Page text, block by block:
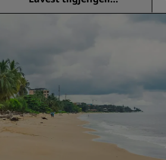
Hotelltilbud
Deals of the Day
Bestill på forhånd
Se pakkene våre
Reiseideer
pris